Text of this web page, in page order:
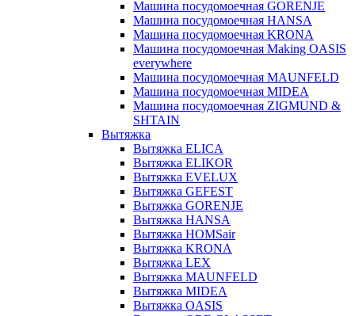
Машина посудомоечная GORENJE
Машина посудомоечная HANSA
Машина посудомоечная KRONA
Машина посудомоечная Making OASIS
everywhere
Машина посудомоечная MAUNFELD
Машина посудомоечная MIDEA
Машина посудомоечная ZIGMUND &
SHTAIN
Вытяжка
Вытяжка ELICA
Вытяжка ELIKOR
Вытяжка EVELUX
Вытяжка GEFEST
Вытяжка GORENJE
Вытяжка HANSA
Вытяжка HOMSair
Вытяжка KRONA
Вытяжка LEX
Вытяжка MAUNFELD
Вытяжка MIDEA
Вытяжка OASIS